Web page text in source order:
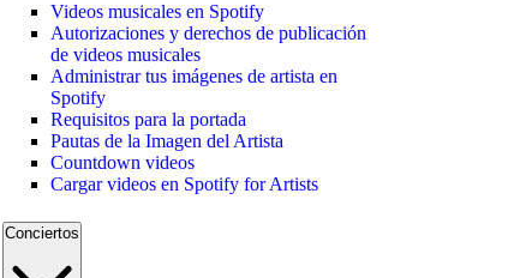
Videos musicales en Spotify
Autorizaciones y derechos de publicación
de videos musicales
Administrar tus imágenes de artista en
Spotify
Requisitos para la portada
Pautas de la Imagen del Artista
Countdown videos
Cargar videos en Spotify for Artists
Conciertos